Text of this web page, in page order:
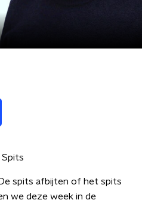
Spits
spits afbijten of het spits
we deze week in de